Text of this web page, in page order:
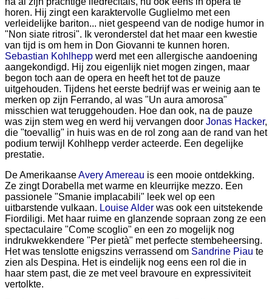
horen. Hij zingt een karaktervolle Guglielmo met een
verleidelijke bariton... niet gespeend van de nodige humor in
"Non siate ritrosi". Ik veronderstel dat het maar een kwestie
van tijd is om hem in Don Giovanni te kunnen horen.
Sebastian Kohlhepp werd met een allergische aandoening
aangekondigd. Hij zou eigenlijk niet mogen zingen, maar
begon toch aan de opera en heeft het tot de pauze
uitgehouden. Tijdens het eerste bedrijf was er weinig aan te
merken op zijn Ferrando, al was "Un aura amorosa"
misschien wat teruggehouden. Hoe dan ook, na de pauze
was zijn stem weg en werd hij vervangen door Jonas Hacker,
die "toevallig" in huis was en de rol zong aan de rand van het
podium terwijl Kohlhepp verder acteerde. Een degelijke
prestatie.
De AmerikaanseAvery Amereau is een mooie ontdekking.
Ze zingt Dorabella met warme en kleurrijke mezzo. Een
passionele "Smanie implacabili" leek wel op een
uitbarstende vulkaan. Louise Alder was ook een uitstekende
Fiordiligi. Met haar ruime en glanzende sopraan zong ze een
spectaculaire "Come scoglio" en een zo mogelijk nog
indrukwekkendere "Per pietà" met perfecte stembeheersing.
Het was tenslotte enigszins verrassend om Sandrine Piau te
zien als Despina. Het is eindelijk nog eens een rol die in
haar stem past, die ze met veel bravoure en expressiviteit
vertolkte.